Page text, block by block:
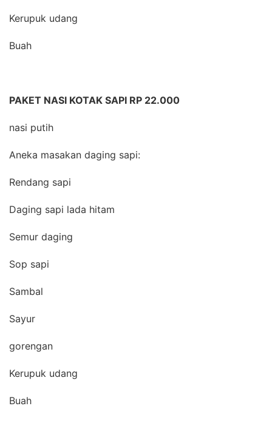
Kerupuk udang
Buah
PAKET NASI KOTAK SAPI RP 22.000
nasi putih
Aneka masakan daging sapi:
Rendang sapi
Daging sapi lada hitam
Semur daging
Sop sapi
Sambal
Sayur
gorengan
Kerupuk udang
Buah